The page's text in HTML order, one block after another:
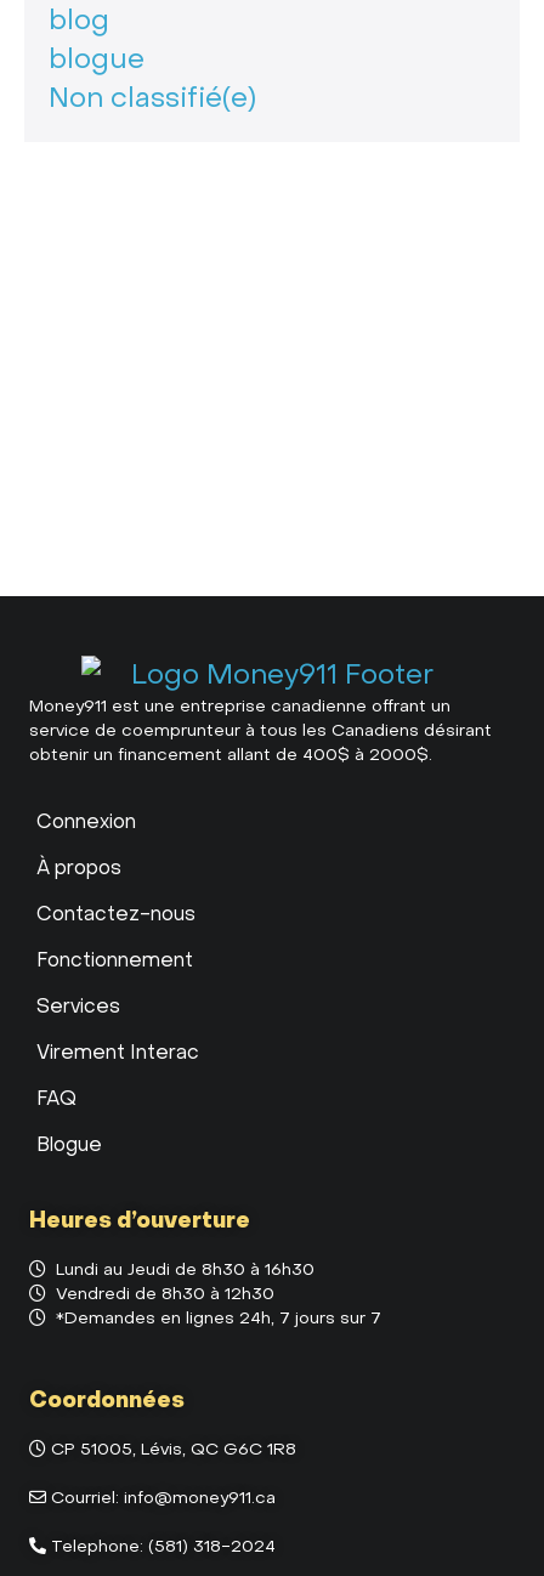
blog
blogue
Non classifié(e)
Money911 est une entreprise canadienne offrant un
service de coemprunteur à tous les Canadiens désirant
obtenir un financement allant de 400$ à 2000$.
Connexion
À propos
Contactez-nous
Fonctionnement
Services
Virement Interac
FAQ
Blogue
Heures d’ouverture
Lundi au Jeudi de 8h30 à 16h30
Vendredi de 8h30 à 12h30
*Demandes en lignes 24h, 7 jours sur 7
Coordonnées
CP 51005, Lévis, QC G6C 1R8
Courriel: info@money911.ca
Telephone: (581) 318-2024